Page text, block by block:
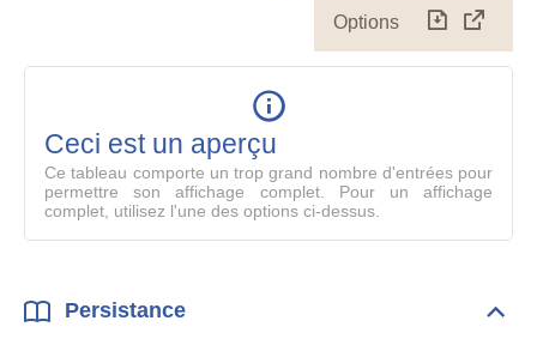
Options
le
Ceci est un aperçu
Ce tableau comporte un trop grand nombre d'entrées pour
permettre son affichage complet. Pour un affichage
complet, utilisez l'une des options ci-dessus.
Persistance